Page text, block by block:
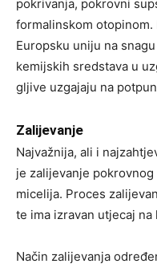
pokrivanja, pokrovni
formalinskom otopinom.
Europsku uniju na
kemijskih sredstava u
gljive uzgajaju na
Zalijevanje
Najvažnija, ali i
je zalijevanje
micelija. Proces
te ima izravan utjecaj
Način zalijevanja